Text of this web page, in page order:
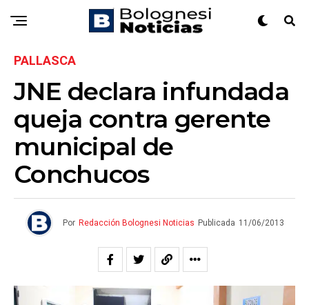
PALLASCA
JNE declara infundada
queja contra gerente
municipal de
Conchucos
Por Redacción Bolognesi Noticias Publicada 11/06/2013